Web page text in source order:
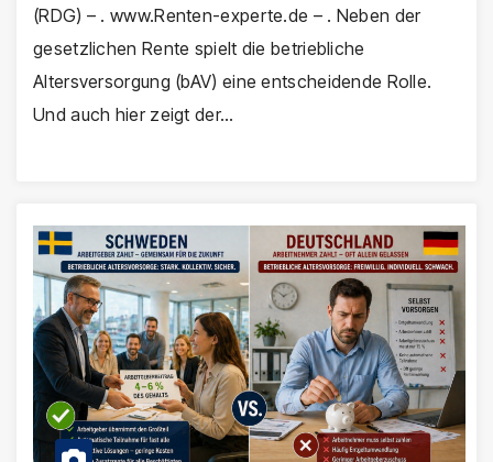
(RDG) – . www.Renten-experte.de – . Neben der
gesetzlichen Rente spielt die betriebliche
Altersversorgung (bAV) eine entscheidende Rolle.
Und auch hier zeigt der…